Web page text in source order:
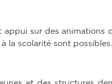
sur des animations
la scolarité sont possibles.